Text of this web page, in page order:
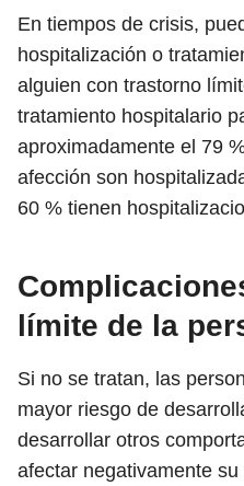
En tiempos de crisis,
hospitalización o
alguien con trastorno
tratamiento hospitalario
aproximadamente el 79
afección son
60 % tienen
límite de la
Si no se tratan, las
mayor riesgo de
desarrollar otros
afectar negativamente